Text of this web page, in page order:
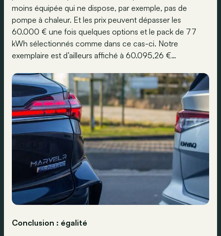
moins équipée qui ne dispose, par exemple, pas de
pompe à chaleur. Et les prix peuvent dépasser les
60.000 € une fois quelques options et le pack de 77
kWh sélectionnés comme dans ce cas-ci. Notre
exemplaire est d’ailleurs affiché à 60.095,26 €…
Conclusion : égalité